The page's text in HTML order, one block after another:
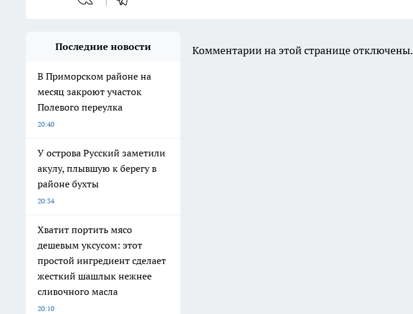
Последние новости
В Приморском районе на
месяц закроют участок
Полевого переулка
20:40
У острова Русский заметили
акулу, плывшую к берегу в
районе бухты
20:34
Хватит портить мясо
дешевым уксусом: этот
простой ингредиент сделает
жесткий шашлык нежнее
сливочного масла
20:10
Комментарии на этой странице отключены.